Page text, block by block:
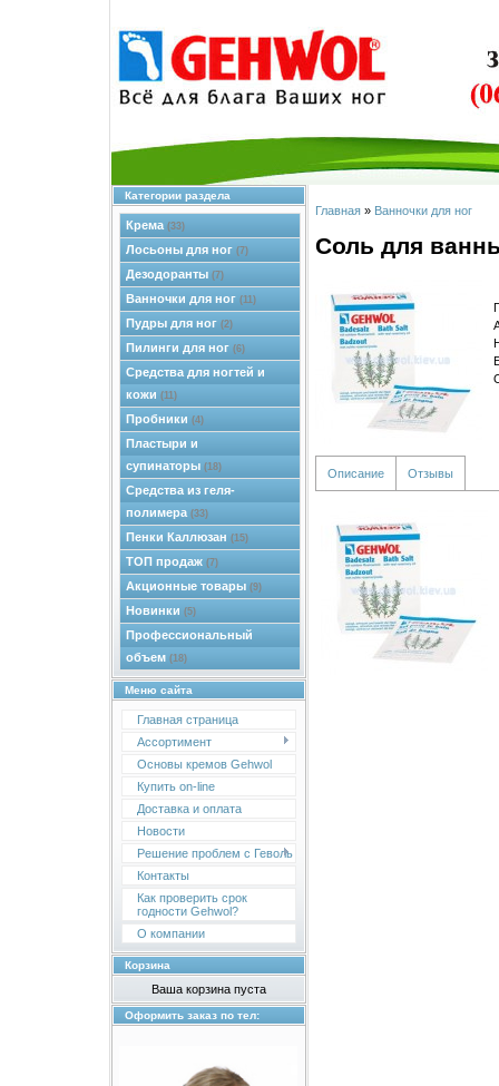
Категории раздела
Крема (33)
Лосьоны для ног (7)
Дезодоранты (7)
Ванночки для ног (11)
Пудры для ног (2)
Пилинги для ног (6)
Средства для ногтей и
кожи (11)
Пробники (4)
Пластыри и
супинаторы (18)
Средства из геля-
полимера (33)
Пенки Каллюзан (15)
ТОП продаж (7)
Акционные товары (9)
Новинки (5)
Профессиональный
объем (18)
Меню сайта
Главная страница
Ассортимент
Основы кремов Gehwol
Купить on-line
Доставка и оплата
Новости
Решение проблем с Геволь
Контакты
Как проверить срок
годности Gehwol?
О компании
Корзина
Ваша корзина пуста
Оформить заказ по тел:
Главная » Ванночки для ног
Соль для
Описание Отзывы